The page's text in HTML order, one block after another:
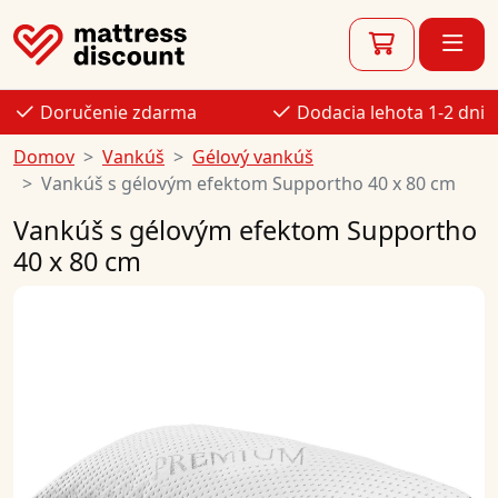
Doručenie zdarma
Dodacia lehota 1-2 dni
Domov
Vankúš
Gélový vankúš
Vankúš s gélovým efektom Supportho 40 x 80 cm
Vankúš s gélovým efektom Supportho
40 x 80 cm